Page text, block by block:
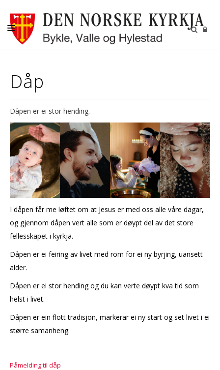
KYRKJER
KONTAKT
Dåp
Dåpen er ei stor hending.
I dåpen får me løftet om at Jesus er med oss alle våre dagar,
og gjennom dåpen vert alle som er døypt del av det store
fellesskapet i kyrkja.
Dåpen er ei feiring av livet med rom for ei ny byrjing, uansett
alder.
Dåpen er ei stor hending og du kan verte døypt kva tid som
helst i livet.
Dåpen er ein flott tradisjon, markerar ei ny start og set livet i ei
større samanheng.
Påmelding til dåp